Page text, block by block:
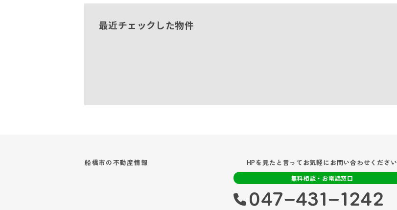
最近チェックした物件
船橋市の不動産情報 HPを見たと言ってお気軽にお問い合わせください
無料相談・お電話窓口